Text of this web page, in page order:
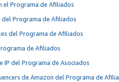
el Programa de Afiliados
Programa de Afiliados
del Programa de Afiliados
de Afiliados
IP del Programa de Asociados
de Amazon del Programa de